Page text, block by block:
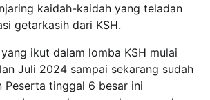
kaidah-kaidah yang teladan
getarkasih dari KSH.
ikut dalam lomba KSH mulai
Juli 2024 sampai sekarang sudah
Peserta tinggal 6 besar ini